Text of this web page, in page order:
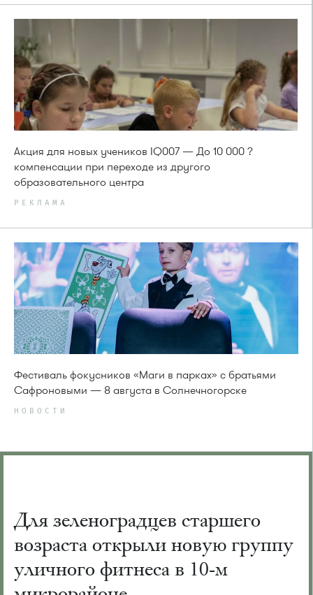
Акция для новых учеников IQ007 — До 10 000 ?
компенсации при переходе из другого
образовательного центра
РЕКЛАМА
Фестиваль фокусников «Маги в парках» с братьями
Сафроновыми — 8 августа в Солнечногорске
НОВОСТИ
Для зеленоградцев старшего
возраста открыли новую группу
уличного фитнеса в 10-м